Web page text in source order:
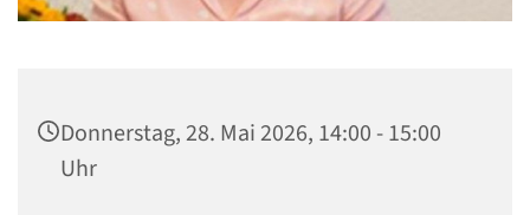
Donnerstag, 28. Mai 2026, 14:00 - 15:00
Uhr